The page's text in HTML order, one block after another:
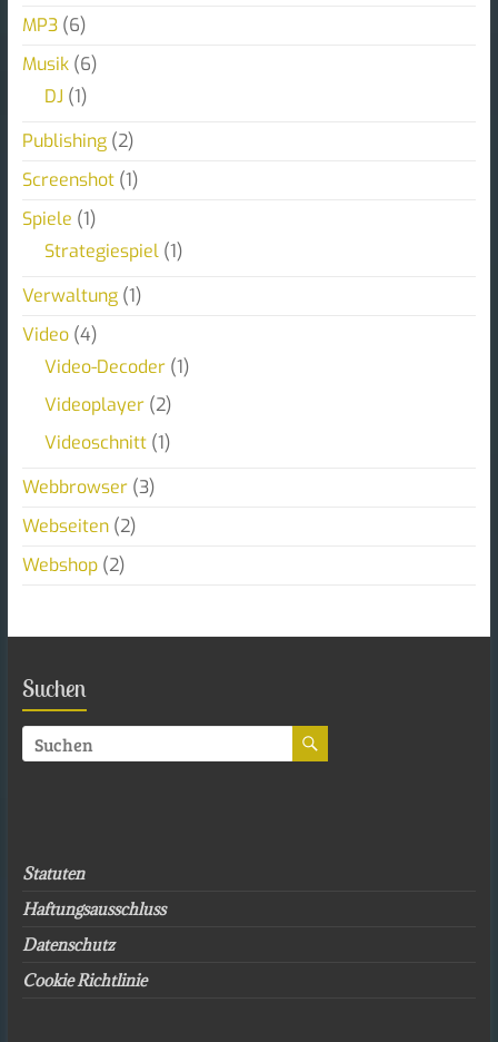
MP3(6)
Musik(6)
DJ (1)
Publishing(2)
Screenshot(1)
Spiele (1)
Strategiespiel(1)
Verwaltung(1)
Video(4)
Video-Decoder(1)
Videoplayer(2)
Videoschnitt(1)
Webbrowser(3)
Webseiten(2)
Webshop(2)
Suchen
Statuten
Haftungsausschluss
Datenschutz
Cookie Richtlinie